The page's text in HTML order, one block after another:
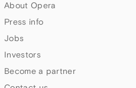
About Opera
Press info
Jobs
Investors
Become a partner